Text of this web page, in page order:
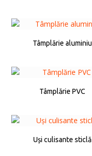
Tâmplărie aluminiu
Tâmplărie PVC
Uși culisante sticlă